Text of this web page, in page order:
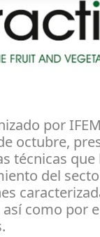
por
octubre,
técnicas que
del
como por